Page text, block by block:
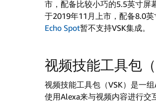
市，配备比较小巧的5.5英寸屏
于2019年11月上市，配备8.0英
Echo Spot暂不支持VSK集成。
视频技能工具包（
视频技能工具包（VSK）是一
使用Alexa来与视频内容进行交